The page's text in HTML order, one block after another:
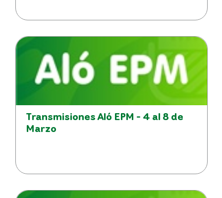
Transmisiones Aló EPM - 4 al 8 de
Marzo